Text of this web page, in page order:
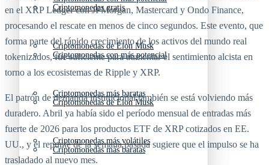
Criptomonedas de Elon Musk
Criptomonedas más baratas
Criptomonedas más volátiles
Criptomonedas gratis
Criptomonedas con más potencial
Criptomonedas de Elon Musk
Criptomonedas más baratas
en el XRP Ledger con JPMorgan, Mastercard y Ondo Finance,
procesando el rescate en menos de cinco segundos. Este evento, que
forma parte del rápido crecimiento de los activos del mundo real
tokenizados, fue suficiente para aumentar el sentimiento alcista en
torno a los ecosistemas de Ripple y XRP.
El patrón de demanda institucional también se está volviendo más
duradero. Abril ya había sido el período mensual de entradas más
fuerte de 2026 para los productos ETF de XRP cotizados en EE.
UU., y el repunte de la semana pasada sugiere que el impulso se ha
trasladado al nuevo mes.